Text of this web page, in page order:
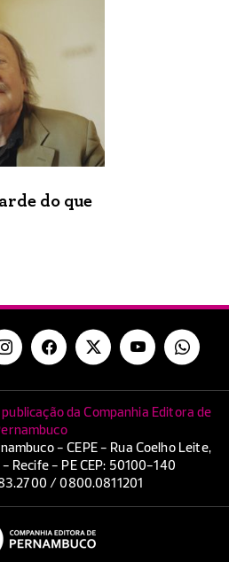
do que
da Companhia Editora de
- CEPE - Rua Coelho Leite,
Recife - PE CEP: 50100-140
/ 0800.0811201